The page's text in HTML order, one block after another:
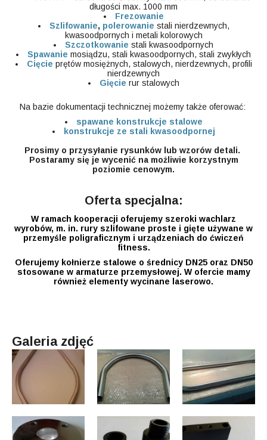
długości max. 1000 mm
Frezowanie
Szlifowanie, polerowanie stali nierdzewnych,
kwasoodpornych i metali kolorowych
Szczotkowanie stali kwasoodpornych
Spawanie mosiądzu, stali kwasoodpornych, stali zwykłych
Cięcie prętów mosiężnych, stalowych, nierdzewnych, profili
nierdzewnych
Gięcie rur stalowych
Na bazie dokumentacji technicznej możemy także oferować:
spawane konstrukcje stalowe
konstrukcje ze stali kwasoodpornej
Prosimy o przysyłanie rysunków lub wzorów detali.
Postaramy się je wycenić na możliwie korzystnym
poziomie cenowym.
Oferta specjalna:
W ramach kooperacji oferujemy szeroki wachlarz
wyrobów, m. in. rury szlifowane proste i gięte używane w
przemyśle poligraficznym i urządzeniach do ćwiczeń
fitness.
Oferujemy kołnierze stalowe o średnicy DN25 oraz DN50
stosowane w armaturze przemysłowej. W ofercie mamy
również elementy wycinane laserowo.
Galeria zdjęć